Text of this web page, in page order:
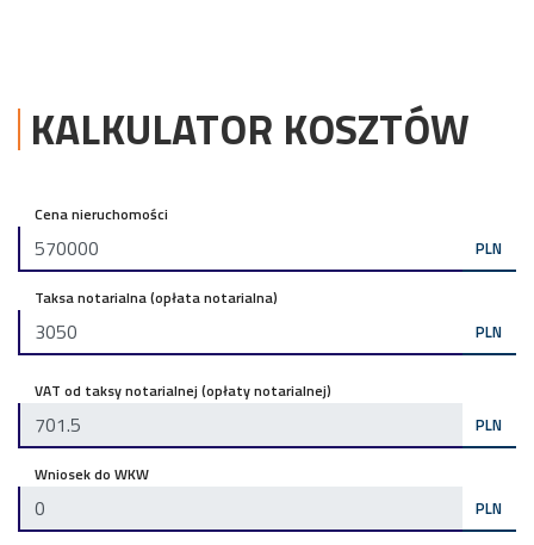
KALKULATOR KOSZTÓW
Cena nieruchomości
PLN
Taksa notarialna (opłata notarialna)
PLN
VAT od taksy notarialnej (opłaty notarialnej)
PLN
Wniosek do WKW
PLN